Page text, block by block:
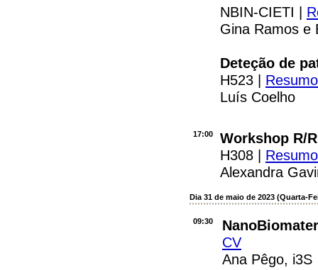
NBIN-CIETI |
Gina Ramos e
Deteção de
H523 | Resumo
Luís Coelho
17:00
Workshop R/
H308 |
Alexandra
Dia 31 de maio de 2023 (Quarta-
09:30 N
CV
Ana Pêgo, i3S